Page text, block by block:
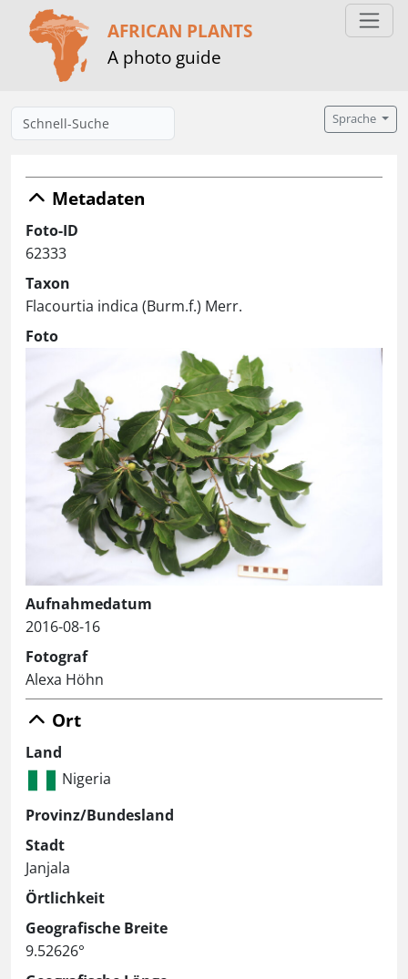
AFRICAN PLANTS
A photo guide
Sprache
Metadaten
Foto-ID
62333
Taxon
Flacourtia indica (Burm.f.) Merr.
Foto
Aufnahmedatum
2016-08-16
Fotograf
Alexa Höhn
Ort
Land
Nigeria
Provinz/Bundesland
Stadt
Janjala
Örtlichkeit
Geografische Breite
9.52626°